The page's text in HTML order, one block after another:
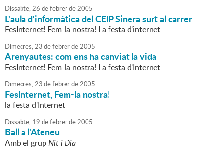
Dissabte,26 defebrerde2005
L'aula d'informàtica del CEIP Sinera surt al carrer
FesInternet! Fem-la nostra! La festa d'internet
Dimecres,23 defebrerde2005
Arenyautes: com ens ha canviat la vida
FesInternet! Fem-la nostra! La festa d'Internet
Dimecres,23 defebrerde2005
FesInternet, Fem-la nostra!
la festa d'Internet
Dissabte, 19 defebrerde2005
Ball a l'Ateneu
Amb el grupNit i Dia